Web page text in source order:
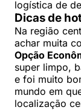
logística de
Dicas de
Na região
achar muita
Opção
super limpo,
e foi muito
mundo em
localização